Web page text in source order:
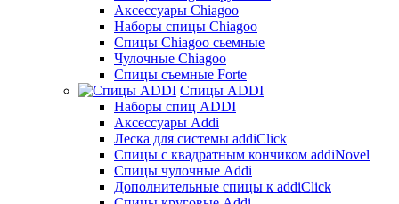
Аксессуары Chiagoo
Наборы спицы Chiagoo
Спицы Chiagoo сьемные
Чулочные Chiagoo
Спицы съемные Forte
Спицы ADDI
Наборы спиц ADDI
Аксессуары Addi
Леска для системы addiClick
Спицы с квадратным кончиком addiNovel
Спицы чулочные Addi
Дополнительные спицы к addiClick